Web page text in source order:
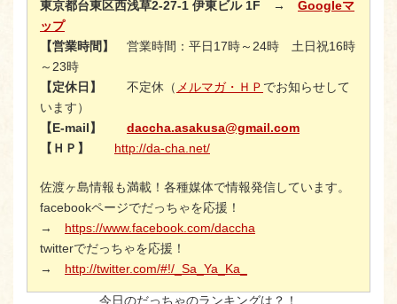
東京都台東区西浅草2-27-1 伊東ビル 1F → Googleマ
ップ
【営業時間】 営業時間：平日17時～24時 土日祝16時
～23時
【定休日】 不定休（ メルマガ・ＨＰ でお知らせして
います）
【E-mail】 daccha.asakusa@gmail.com
【ＨＰ】 http://da-cha.net/
佐渡ヶ島情報も満載！各種媒体で情報発信しています。
facebookページでだっちゃを応援！
→ https://www.facebook.com/daccha
twitterでだっちゃを応援！
→ http://twitter.com/#!/_Sa_Ya_Ka_
今日のだっちゃのランキングは？！